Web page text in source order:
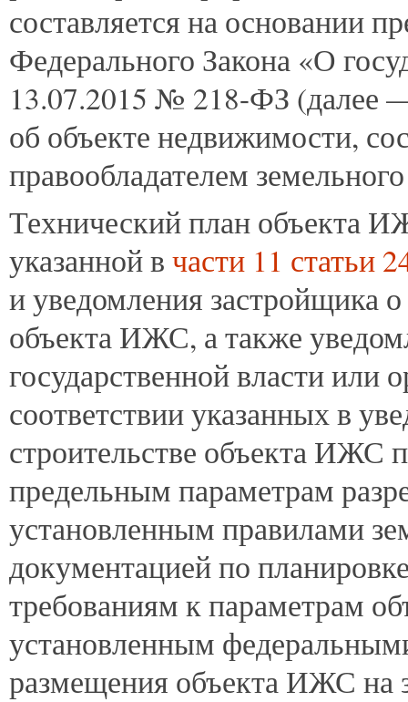
составляется на основании
Федерального Закона «О
13.07.2015 № 218-ФЗ (далее
об объекте недвижимости,
правообладателем
Технический план объекта
указанной в части 11 статьи
и уведомления застройщика
объекта ИЖС, а также
государственной власти или
соответствии указанных в
строительстве объекта ИЖС
предельным параметрам
установленным правилами
документацией по
требованиям к параметрам
установленным
размещения объекта ИЖС на